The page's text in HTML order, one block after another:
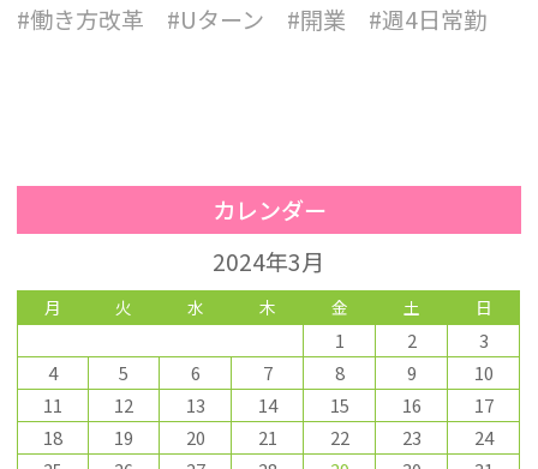
#働き方改革 #Uターン #開業 #週4日常勤
カレンダー
2024年3月
月 火 水 木 金 土 日
1 2
3
4
5 6 7 8 9
10
11
12 13 14 15 16
17
18
19 20 21 22 23
24